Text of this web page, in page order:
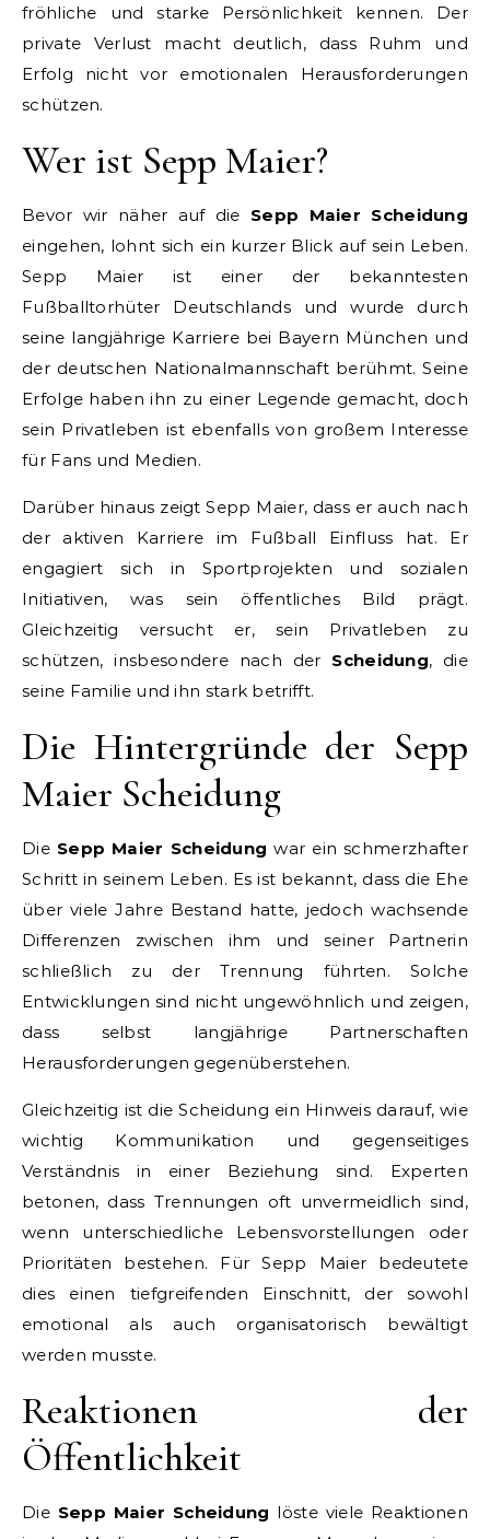
fröhliche und starke Persönlichkeit kennen. Der
private Verlust macht deutlich, dass Ruhm und
Erfolg nicht vor emotionalen Herausforderungen
schützen.
Wer ist Sepp Maier?
Bevor wir näher auf die Sepp Maier Scheidung
eingehen, lohnt sich ein kurzer Blick auf sein Leben.
Sepp Maier ist einer der bekanntesten
Fußballtorhüter Deutschlands und wurde durch
seine langjährige Karriere bei Bayern München und
der deutschen Nationalmannschaft berühmt. Seine
Erfolge haben ihn zu einer Legende gemacht, doch
sein Privatleben ist ebenfalls von großem Interesse
für Fans und Medien.
Darüber hinaus zeigt Sepp Maier, dass er auch nach
der aktiven Karriere im Fußball Einfluss hat. Er
engagiert sich in Sportprojekten und sozialen
Initiativen, was sein öffentliches Bild prägt.
Gleichzeitig versucht er, sein Privatleben zu
schützen, insbesondere nach der Scheidung, die
seine Familie und ihn stark betrifft.
Die Hintergründe der Sepp
Maier Scheidung
Die Sepp Maier Scheidung war ein schmerzhafter
Schritt in seinem Leben. Es ist bekannt, dass die Ehe
über viele Jahre Bestand hatte, jedoch wachsende
Differenzen zwischen ihm und seiner Partnerin
schließlich zu der Trennung führten. Solche
Entwicklungen sind nicht ungewöhnlich und zeigen,
dass selbst langjährige Partnerschaften
Herausforderungen gegenüberstehen.
Gleichzeitig ist die Scheidung ein Hinweis darauf, wie
wichtig Kommunikation und gegenseitiges
Verständnis in einer Beziehung sind. Experten
betonen, dass Trennungen oft unvermeidlich sind,
wenn unterschiedliche Lebensvorstellungen oder
Prioritäten bestehen. Für Sepp Maier bedeutete
dies einen tiefgreifenden Einschnitt, der sowohl
emotional als auch organisatorisch bewältigt
werden musste.
Reaktionen der
Öffentlichkeit
Die Sepp Maier Scheidung löste viele Reaktionen